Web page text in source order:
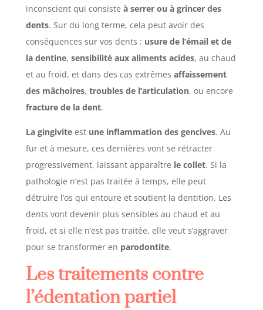
inconscient qui consiste à serrer ou à grincer des
dents. Sur du long terme, cela peut avoir des
conséquences sur vos dents : usure de l’émail et de
la dentine, sensibilité aux aliments acides, au chaud
et au froid, et dans des cas extrêmes affaissement
des mâchoires, troubles de l’articulation, ou encore
fracture de la dent.
La gingivite est une inflammation des gencives. Au
fur et à mesure, ces dernières vont se rétracter
progressivement, laissant apparaître le collet. Si la
pathologie n’est pas traitée à temps, elle peut
détruire l’os qui entoure et soutient la dentition. Les
dents vont devenir plus sensibles au chaud et au
froid, et si elle n’est pas traitée, elle veut s’aggraver
pour se transformer en parodontite.
Les traitements contre
l’édentation partiel